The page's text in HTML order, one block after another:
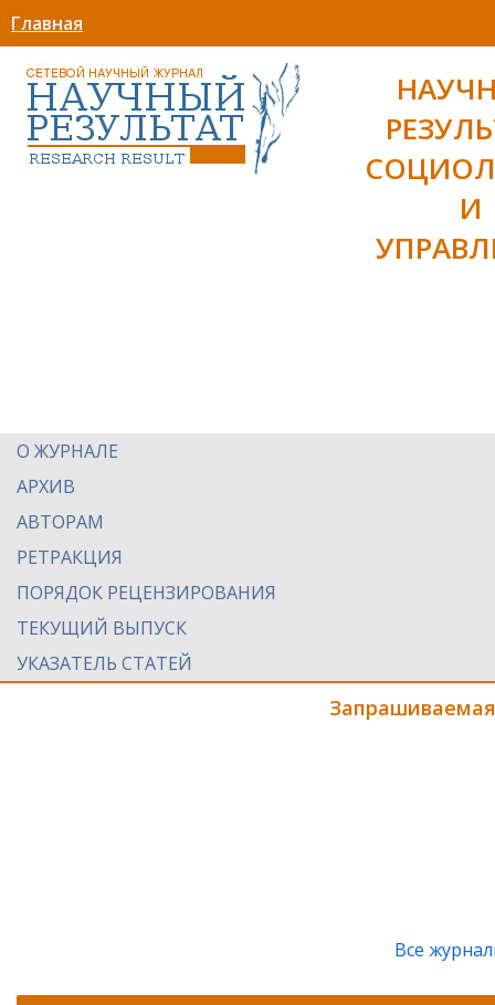
Главная
И
О ЖУРНАЛЕ
АРХИВ
АВТОРАМ
РЕТРАКЦИЯ
ПОРЯДОК РЕЦЕНЗИРОВАНИЯ
ТЕКУЩИЙ ВЫПУСК
УКАЗАТЕЛЬ СТАТЕЙ
Все